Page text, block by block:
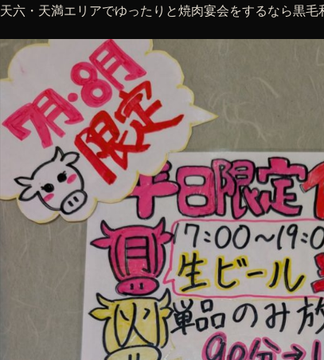
天六・天満エリアでゆったりと焼肉宴会をするなら黒毛